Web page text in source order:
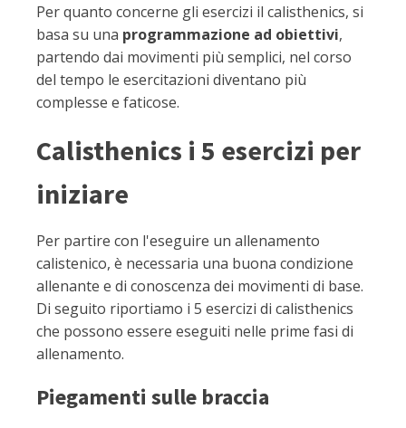
Per quanto concerne gli esercizi il calisthenics, si
basa su una programmazione ad obiettivi,
partendo dai movimenti più semplici, nel corso
del tempo le esercitazioni diventano più
complesse e faticose.
Calisthenics i 5 esercizi per
iniziare
Per partire con l'eseguire un allenamento
calistenico, è necessaria una buona condizione
allenante e di conoscenza dei movimenti di base.
Di seguito riportiamo i 5 esercizi di calisthenics
che possono essere eseguiti nelle prime fasi di
allenamento.
Piegamenti sulle braccia